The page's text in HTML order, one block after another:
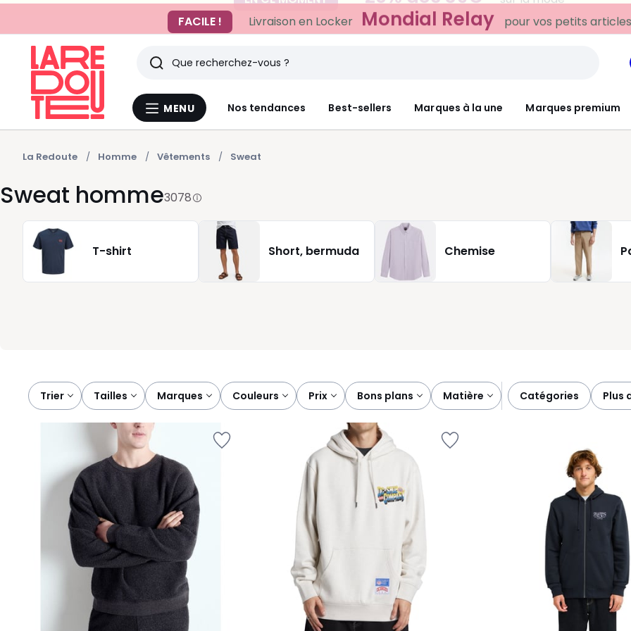
FACILE !
Livraison en Locker Mondial Relay pour vos petits articles
Menu
MENU Nos tendances Best-sellers Marques à la une Marques premium
Rechercher
Derniers
articles
vus
La Redoute Homme Vêtements Sweat
Sweat homme3078
T-shirt Short, bermuda Chemise
Trier
tailles marques couleurs prix bons plans matière catégories